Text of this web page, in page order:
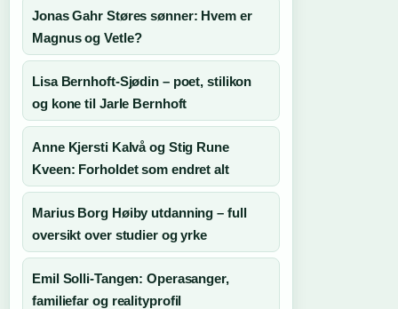
Jonas Gahr Støres sønner: Hvem er
Magnus og Vetle?
Lisa Bernhoft-Sjødin – poet, stilikon
og kone til Jarle Bernhoft
Anne Kjersti Kalvå og Stig Rune
Kveen: Forholdet som endret alt
Marius Borg Høiby utdanning – full
oversikt over studier og yrke
Emil Solli-Tangen: Operasanger,
familiefar og realityprofil